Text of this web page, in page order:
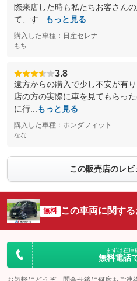
際来店した時も私たちお客さん
て、す...
もっと見る
購入した車種：日産セレナ
もち
3.8
遠方からの購入で少し不安が有
店の方の実際に車を見てもらっ
に行...
もっと見る
購入した車種：ホンダフィット
なな
この販売店のレ
無料 この車両に関す
まずは在庫
無料電話